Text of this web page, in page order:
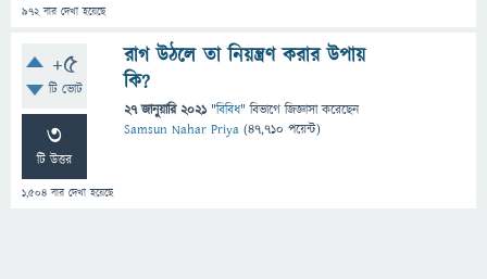
972বার দেখা হয়েছে
+5
টি ভোট
3
টি উত্তর
1,504 বার দেখা হয়েছে
রাগ উঠলে তা নিয়ন্ত্রণ করার উপায়
কি?
27 জানুয়ারি 2021 "বিবিধ" বিভাগে জিজ্ঞাসাকরেছেন
Samsun Nahar Priya (47,710 পয়েন্ট)